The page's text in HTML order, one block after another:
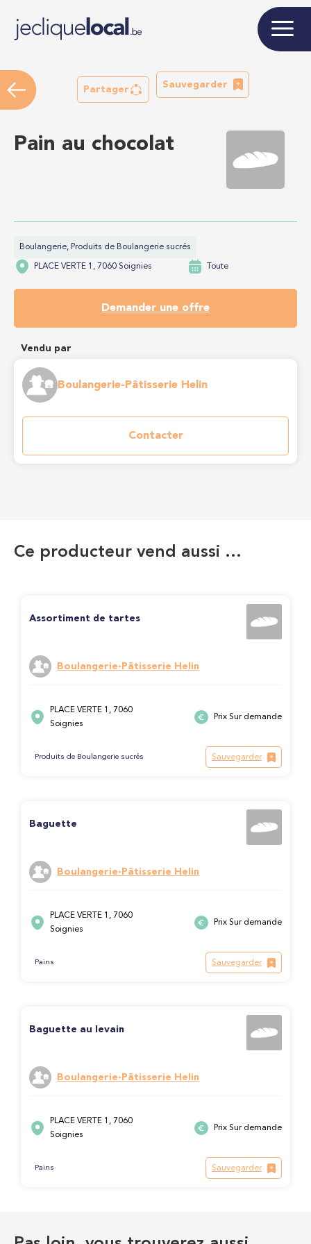
Partager
Sauvegarder
Pain au chocolat
Boulangerie, Produits de Boulangerie sucrés
PLACE VERTE 1, 7060 Soignies Toute
Demander une offre
Vendu par
Boulangerie-Pâtisserie Helin
Contacter
Ce producteur vend aussi …
Assortiment de tartes
Boulangerie-Pâtisserie Helin
PLACE VERTE 1, 7060
Soignies
Prix Sur demande
Produits de Boulangerie sucrés Sauvegarder
Baguette
Boulangerie-Pâtisserie Helin
PLACE VERTE 1, 7060
Soignies
Prix Sur demande
Pains Sauvegarder
Baguette au levain
Boulangerie-Pâtisserie Helin
PLACE VERTE 1, 7060
Soignies
Prix Sur demande
Pains Sauvegarder